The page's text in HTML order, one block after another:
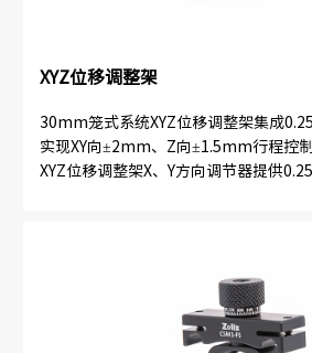
XYZ位移调整架
30mm笼式系统XYZ位移调整架集成
实现XY向±2mm、Z向±1.5mm行程控
XYZ位移调整架X、Y方向调节器提供